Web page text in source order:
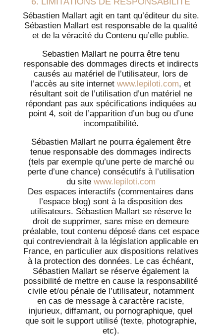
Sébastien Mallart agit en tant qu’éditeur du site.
Sébastien Mallart est responsable de la qualité
et de la véracité du Contenu qu’elle publie.
Sebastien Mallart ne pourra être tenu
responsable des dommages directs et indirects
causés au matériel de l’utilisateur, lors de
l’accès au site internetwww.lepiloti.com, et
résultant soit de l’utilisation d’un matériel ne
répondant pas aux spécifications indiquées au
point 4, soit de l’apparition d’un bug ou d’une
incompatibilité.
Sébastien Mallart ne pourra également être
tenue responsable des dommages indirects
(tels par exemple qu’une perte de marché ou
perte d’une chance) consécutifs à l’utilisation
du sitewww.lepiloti.com
Des espaces interactifs (commentaires dans
l’espace blog) sont à la disposition des
utilisateurs. Sébastien Mallart se réserve le
droit de supprimer, sans mise en demeure
préalable, tout contenu déposé dans cet espace
qui contreviendrait à la législation applicable en
France, en particulier aux dispositions relatives
à la protection des données. Le cas échéant,
Sébastien Mallart se réserve également la
possibilité de mettre en cause la responsabilité
civile et/ou pénale de l’utilisateur, notamment
en cas de message à caractère raciste,
injurieux, diffamant, ou pornographique, quel
que soit le support utilisé (texte, photographie,
etc).